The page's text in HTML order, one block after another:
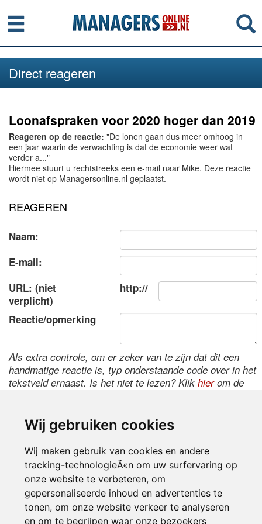
Wij gebruiken cookies
Wij maken gebruik van cookies en andere
tracking-technologieÃ«n om uw surfervaring op
onze website te verbeteren, om
gepersonaliseerde inhoud en advertenties te
tonen, om onze website verkeer te analyseren
en om te begrijpen waar onze bezoekers
Menu
Direct reageren
Loonafspraken voor 2020 hoger dan 2019
Reageren op de reactie: "De lonen gaan dus meer omhoog in
een jaar waarin de verwachting is dat de economie weer wat
verder a..."
Hiermee stuurt u rechtstreeks een e-mail naar Mike. Deze reactie
wordt niet op Managersonline.nl geplaatst.
REAGEREN
Naam:
E-mail:
URL: (niet
verplicht)
http://
Reactie/opmerking
Als extra controle, om er zeker van te zijn dat dit een
handmatige reactie is, typ onderstaande code over in het
tekstveld ernaast. Is het niet te lezen? Klik hierom de